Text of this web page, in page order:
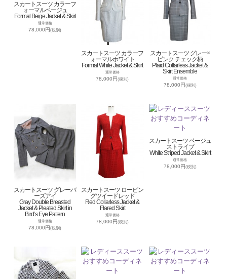
スカートスーツ カラーフ
ォーマルベージュ
Formal Beige Jacket & Skirt
通常価格
78,000円(税別)
スカートスーツ カラーフ
ォーマルホワイト
Formal White Jacket & Skirt
通常価格
78,000円(税別)
スカートスーツ グレー×
ピンク チェック柄
Plaid Collarless Jacket &
Skirt Ensemble
通常価格
78,000円(税別)
スカートスーツ グレーバ
ーズアイ
Gray Double Breasted
Jacket & Pleated Skirt in
Bird’s Eye Pattern
通常価格
78,000円(税別)
スカートスーツ ロービン
グツイードレッド
Red Collarless Jacket &
Flared Skirt
通常価格
78,000円(税別)
スカートスーツ ベージュ
ストライプ
White Striped Jacket & Skirt
通常価格
78,000円(税別)